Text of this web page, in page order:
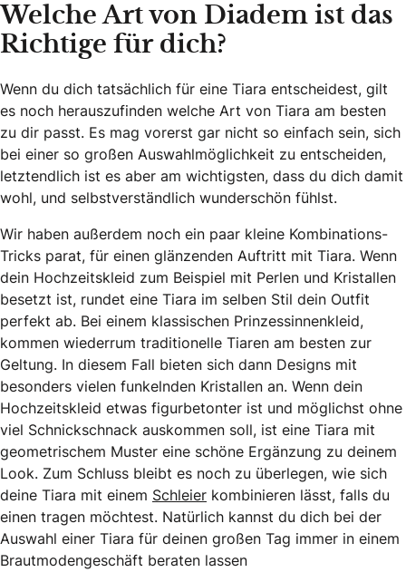
Welche Art von Diadem ist das
Richtige für dich?
Wenn du dich tatsächlich für eine Tiara entscheidest, gilt
es noch herauszufinden welche Art von Tiara am besten
zu dir passt. Es mag vorerst gar nicht so einfach sein, sich
bei einer so großen Auswahlmöglichkeit zu entscheiden,
letztendlich ist es aber am wichtigsten, dass du dich damit
wohl, und selbstverständlich wunderschön fühlst.
Wir haben außerdem noch ein paar kleine Kombinations-
Tricks parat, für einen glänzenden Auftritt mit Tiara. Wenn
dein Hochzeitskleid zum Beispiel mit Perlen und Kristallen
besetzt ist, rundet eine Tiara im selben Stil dein Outfit
perfekt ab. Bei einem klassischen Prinzessinnenkleid,
kommen wiederrum traditionelle Tiaren am besten zur
Geltung. In diesem Fall bieten sich dann Designs mit
besonders vielen funkelnden Kristallen an. Wenn dein
Hochzeitskleid etwas figurbetonter ist und möglichst ohne
viel Schnickschnack auskommen soll, ist eine Tiara mit
geometrischem Muster eine schöne Ergänzung zu deinem
Look. Zum Schluss bleibt es noch zu überlegen, wie sich
deine Tiara mit einem Schleier kombinieren lässt, falls du
einen tragen möchtest. Natürlich kannst du dich bei der
Auswahl einer Tiara für deinen großen Tag immer in einem
Brautmodengeschäft beraten lassen